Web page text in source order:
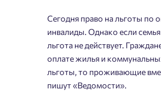
Сегодня право на льготы по
инвалиды. Однако если
льгота не действует.
оплате жилья и
льготы, то проживающие
пишут «Ведомости».